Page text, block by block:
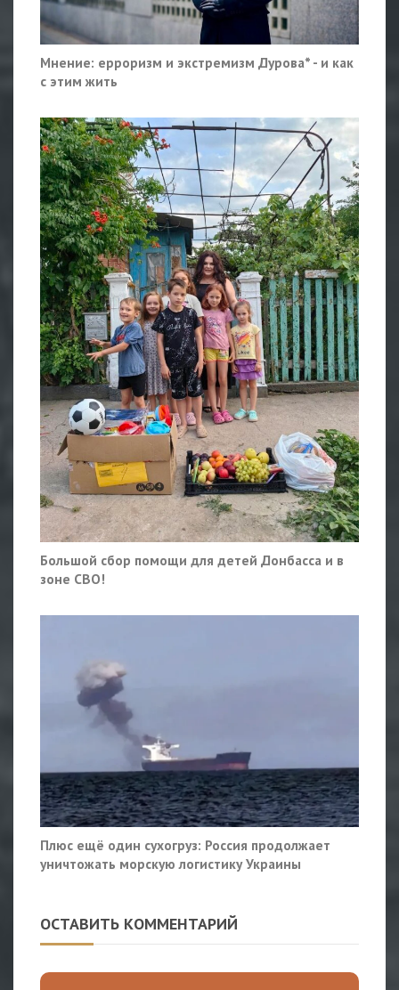
Мнение: ерроризм и экстремизм Дурова* - и как
с этим жить
Большой сбор помощи для детей Донбасса и в
зоне СВО!
Плюс ещё один сухогруз: Россия продолжает
уничтожать морскую логистику Украины
ОСТАВИТЬ КОММЕНТАРИЙ